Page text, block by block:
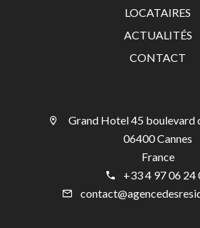
LOCATAIRES
ACTUALITÉS
CONTACT
Grand Hotel 45 boulevard
06400 Cannes
France
+33 4 97 06 24